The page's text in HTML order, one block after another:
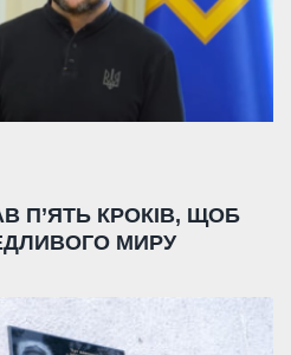
П’ЯТЬ КРОКІВ, ЩОБ
МИРУ